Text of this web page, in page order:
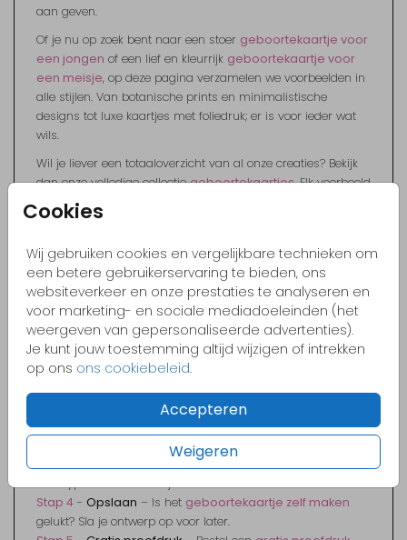
Cookies
Wij gebruiken cookies en vergelijkbare technieken om
een betere gebruikerservaring te bieden, ons
websiteverkeer en onze prestaties te analyseren en
voor marketing- en sociale mediadoeleinden (het
weergeven van gepersonaliseerde advertenties).
Je kunt jouw toestemming altijd wijzigen of intrekken
op ons ons cookiebeleid.
Accepteren
Weigeren
aan geven.
Of je nu op zoek bent naar een stoer geboortekaartje voor
een jongen of een lief en kleurrijk geboortekaartje voor
een meisje, op deze pagina verzamelen we voorbeelden in
alle stijlen. Van botanische prints en minimalistische
designs tot luxe kaartjes met foliedruk; er is voor ieder wat
wils.
Wil je liever een totaaloverzicht van al onze creaties? Bekijk
dan onze volledige collectiegeboortekaartjes. Elk voorbeeld
dat je ziet, kun je in onze editor volledig naar je eigen hand
zetten.
Hoe maak je van een voorbeeld jouw
eigen kaartje?
Heb je een geboortekaartje voorbeeld gevonden dat je
aanspreekt? Volg dan deze eenvoudige stappen:
Stap 2-Kies je basis– Selecteer het ontwerp dat het beste
– Wijzig de namen, kleuren en
Stap 4 - Opslaan – Is het geboortekaartje zelf maken
gelukt? Sla je ontwerp op voor later.